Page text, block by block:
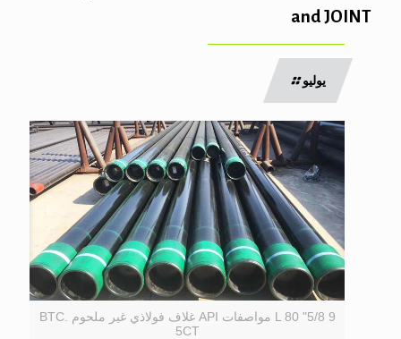
and JOINT
يوليو
9 5/8" L 80 مواصفات API غلاف فولاذي غير ملحوم BTC.
5CT